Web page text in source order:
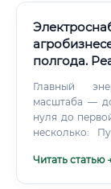
объектов,
полгода.
Главный
масштаба —
нуля до
несколько: Путь 1: Профессиональные курсы (самый
Читать статью